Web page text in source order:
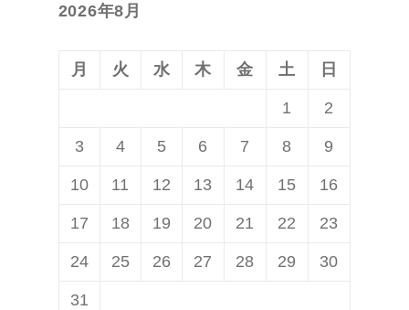
2026年8月
月 火 水 木 金 土 日
1 2
3 4 5 6 7 8 9
10 11 12 13 14 15 16
17 18 19 20 21 22 23
24 25 26 27 28 29 30
31